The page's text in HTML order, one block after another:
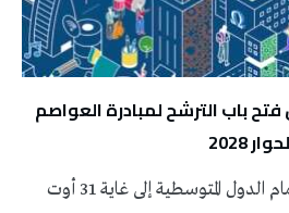
تواصل فتح باب الترشح لمبادرة العواصم
2028
يتواصل فتح باب الترشح أمام الدول المتوسطية إلى غاية 31 أوت